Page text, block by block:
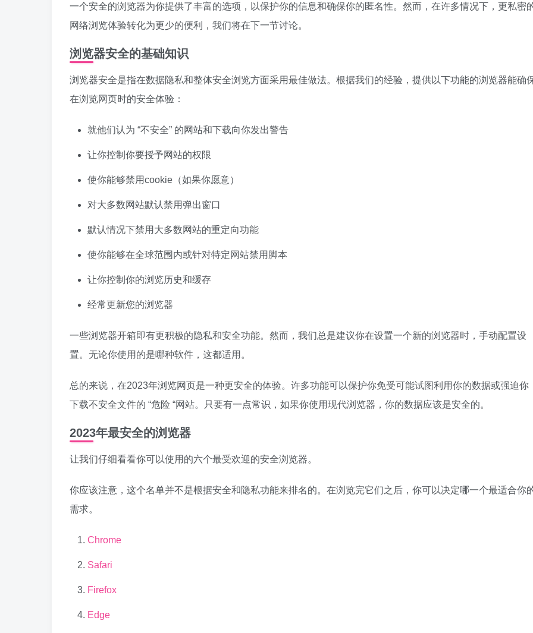
一个安全的浏览器为你提供了丰富的选项，以保护你的信息和确保你的匿名性。然而，在许多情况下，更私密
网络浏览体验转化为更少的便利，我们将在下一节讨论。
浏览器安全的基础知识
浏览器安全是指在数据隐私和整体安全浏览方面采用最佳做法。根据我们的经验，提供以下功能的浏览器能确
在浏览网页时的安全体验：
就他们认为 “不安全” 的网站和下载向你发出警告
让你控制你要授予网站的权限
使你能够禁用cookie（如果你愿意）
对大多数网站默认禁用弹出窗口
默认情况下禁用大多数网站的重定向功能
使你能够在全球范围内或针对特定网站禁用脚本
让你控制你的浏览历史和缓存
经常更新您的浏览器
一些浏览器开箱即有更积极的隐私和安全功能。然而，我们总是建议你在设置一个新的浏览器时，手动配置设
置。无论你使用的是哪种软件，这都适用。
总的来说，在2023年浏览网页是一种更安全的体验。许多功能可以保护你免受可能试图利用你的数据或强迫你
下载不安全文件的 “危险 “网站。只要有一点常识，如果你使用现代浏览器，你的数据应该是安全的。
2023年最安全的浏览器
让我们仔细看看你可以使用的六个最受欢迎的安全浏览器。
你应该注意，这个名单并不是根据安全和隐私功能来排名的。在浏览完它们之后，你可以决定哪一个最适合你
需求。
Chrome
Safari
Firefox
Edge